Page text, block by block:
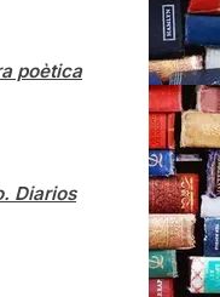
poètica
Diarios